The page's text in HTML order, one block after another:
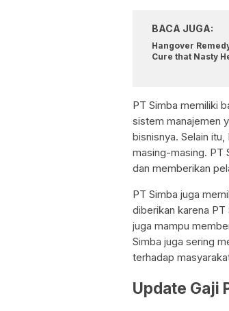
BACA JUGA:
Hangover
Cure that Nasty
PT Simba memiliki
sistem manajemen
bisnisnya. Selain
masing-masing. PT
dan memberikan
PT Simba juga
diberikan karena
juga mampu
Simba juga sering
terhadap
Update Gaji